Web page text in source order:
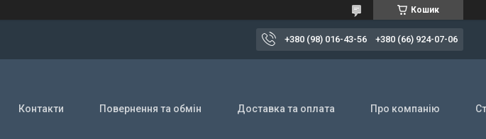
Кошик
+380 (98) 016-43-56 +380 (66) 924-07-06
Контакти Повернення та обмін Доставка та оплата Про компанію